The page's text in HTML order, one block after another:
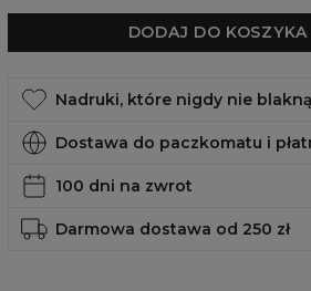
DODAJ DO KOSZYKA
Nadruki, które nigdy nie blakną
Dostawa do paczkomatu i
100 dni na zwrot
Darmowa dostawa od 250 zł